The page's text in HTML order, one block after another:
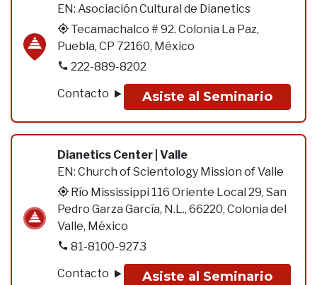
EN: Asociación Cultural de Dianetics
Tecamachalco # 92. Colonia La Paz,
Puebla, CP 72160, México
222-889-8202
Contacto
Asiste al Seminario
Dianetics Center | Valle
EN: Church of Scientology Mission of Valle
Río Mississippi 116 Oriente Local 29, San
Pedro Garza García, N.L., 66220, Colonia del
Valle, México
81-8100-9273
Contacto
Asiste al Seminario